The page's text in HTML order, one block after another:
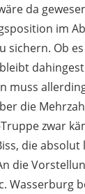
da
im
sichern. Ob
muss
die
zwar
die absolut
die
Wasserburg